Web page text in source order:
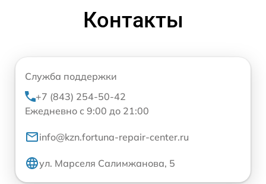
Контакты
Служба поддержки
+7 (843) 254-50-42
Ежедневно с 9:00 до 21:00
info@kzn.fortuna-repair-center.ru
ул. Марселя Салимжанова, 5